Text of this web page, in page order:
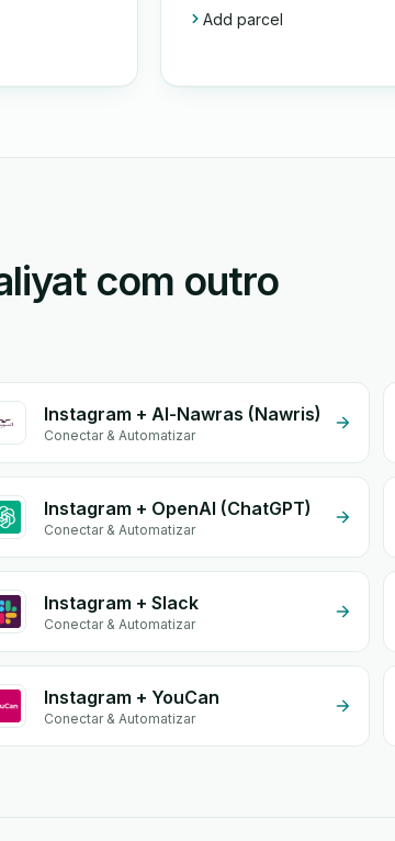
Add parcel
com outro
Instagram + Al-Nawras (Nawris)
Conectar & Automatizar
Instagram + OpenAI (ChatGPT)
Conectar & Automatizar
Instagram + Slack
Conectar & Automatizar
Instagram + YouCan
Conectar & Automatizar